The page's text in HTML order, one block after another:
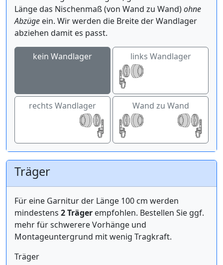
Länge das Nischenmaß (von Wand zu Wand)ohne
Abzüge ein. Wir werden die Breite der Wandlager
abziehen damit es passt.
kein Wandlager links Wandlager
rechts Wandlager Wand zu Wand
Träger
Für eine Garnitur der Länge 100 cm werden
mindestens 2 Träger empfohlen. Bestellen Sie ggf.
mehr für schwerere Vorhänge und
Montageuntergrund mit wenig Tragkraft.
Träger